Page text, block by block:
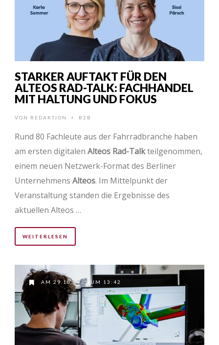
STARKER AUFTAKT FÜR DEN
ALTEOS RAD-TALK: FACHHANDEL
MIT HALTUNG UND FOKUS
VON REDAKTION • B2B
Rund 80 Fachleute aus der Fahrradbranche haben
am ersten digitalen Alteos Rad-Talkteilgenommen,
einem neuen Netzwerk-Format des Berliner
Unternehmens Alteos. Im Mittelpunkt der
Veranstaltung standen die Ergebnisse des
aktuellen Alteos …
WEITERLESEN
AM 29.10.2025 UM 13:42